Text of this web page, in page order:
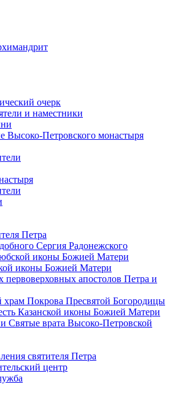
очерк
и наместники
Высоко-Петровского монастыря
Петра
Сергия Радонежского
иконы Божией Матери
иконы Божией Матери
первоверховных апостолов Петра и
храм Покрова Пресвятой Богородицы
Казанской иконы Божией Матери
Святые врата Высоко-Петровской
святителя Петра
центр